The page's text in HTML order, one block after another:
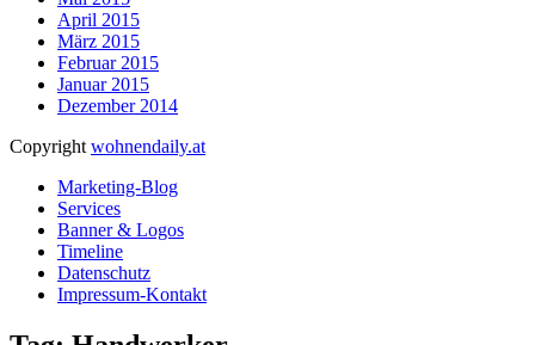
April 2015
März 2015
Februar 2015
Januar 2015
Dezember 2014
Copyright wohnendaily.at
Marketing-Blog
Services
Banner & Logos
Timeline
Datenschutz
Impressum-Kontakt